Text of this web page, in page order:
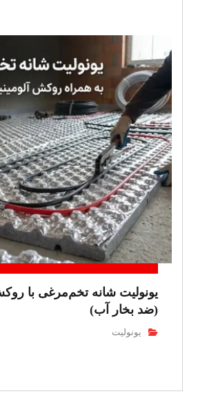
یونولیت شانه تخم‌مرغی با
(ضد بخار آب)
یونولیت